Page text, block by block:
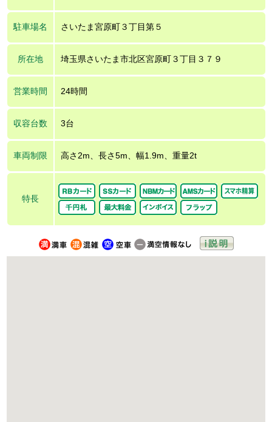
駐車場名 さいたま宮原町３丁目第５
所在地 埼玉県さいたま市北区宮原町３丁目３７９
営業時間 24時間
収容台数 3台
車両制限 高さ2m、長さ5m、幅1.9m、重量2t
特長